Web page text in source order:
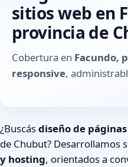
sitios web en
provincia de
Cobertura en Facundo,
responsive,
¿Buscásdiseño de
de Chubut? Desarrollamos
y hosting, orientados a